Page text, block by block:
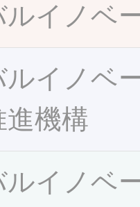
ルイノベ
ルイノベ
進機構
ルイノベ